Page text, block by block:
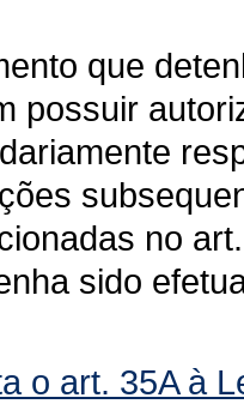
que
possuir
no
sido
o art. 35A à